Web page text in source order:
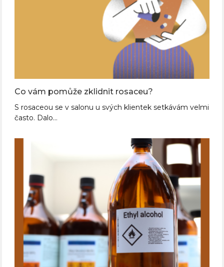
Co vám pomůže zklidnit rosaceu?
S rosaceou se v salonu u svých klientek setkávám velmi
často. Dalo…